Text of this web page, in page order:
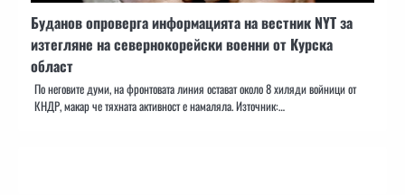
Буданов опроверга информацията на вестник NYT за
изтегляне на севернокорейски военни от Курска
област
По неговите думи, на фронтовата линия остават около 8 хиляди войници от
КНДР, макар че тяхната активност е намаляла. Източник:…